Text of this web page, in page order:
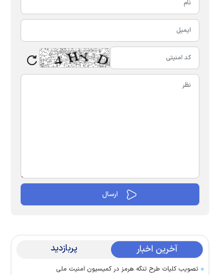
آخرین اخبار پربازدید
تصویب کلیات طرح تنگه هرمز در کمیسیون امنیت ملی